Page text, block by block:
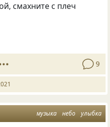
смахните с плеч
9
музыка небо улыбка